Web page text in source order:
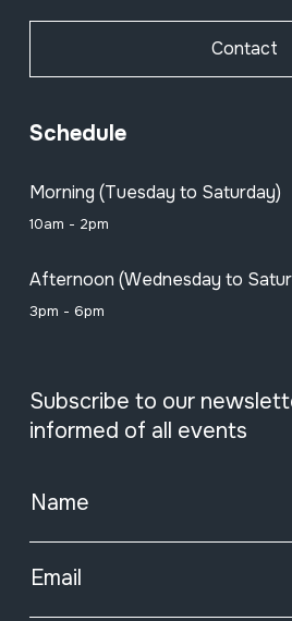
Contact
Schedule
Morning (Tuesday to Saturday)
10am - 2pm
Afternoon (Wednesday to
3pm - 6pm
Subscribe to our
informed of all events
Name
Email